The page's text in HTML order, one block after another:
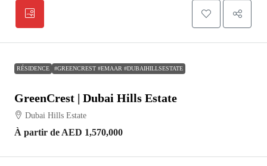
RÉSIDENCE #GREENCREST #EMAAR #DUBAIHILLSESTATE
GreenCrest | Dubai Hills Estate
Dubai Hills Estate
À partir de AED 1,570,000